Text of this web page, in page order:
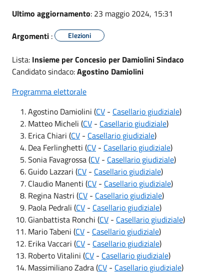
Ultimo aggiornamento: 23 maggio 2024, 15:31
Argomenti : Elezioni
Lista: Insieme per Concesio per Damiolini Sindaco
Candidato sindaco:Agostino Damiolini
Programma elettorale
Agostino Damiolini (CV - Casellario giudiziale)
Matteo Micheli (CV - Casellario giudiziale)
Erica Chiari (CV - Casellario giudiziale)
Dea Ferlinghetti (CV - Casellario giudiziale)
Sonia Favagrossa (CV - Casellario giudiziale)
Guido Lazzari (CV - Casellario giudiziale)
Claudio Manenti (CV - Casellario giudiziale)
Regina Nastri (CV - Casellario giudiziale)
Paola Pedrali (CV - Casellario giudiziale)
Gianbattista Ronchi (CV - Casellario giudiziale)
Mario Tabeni (CV - Casellario giudiziale)
Erika Vaccari (CV - Casellario giudiziale)
Roberto Vitalini (CV - Casellario giudiziale)
Massimiliano Zadra (CV - Casellario giudiziale)